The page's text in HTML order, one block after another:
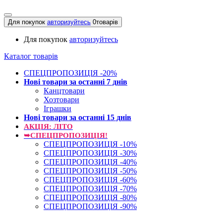
Для покупок авторизуйтесь 0товарів
Для покупок авторизуйтесь
Каталог товарів
СПЕЦПРОПОЗИЦІЯ -20%
Нові товари за останнi 7 днiв
Канцтовари
Хозтовари
Іграшки
Нові товари за останнi 15 днiв
АКЦІЯ: ЛІТО
➥СПЕЦПРОПОЗИЦІЯ!
СПЕЦПРОПОЗИЦІЯ -10%
СПЕЦПРОПОЗИЦІЯ -30%
СПЕЦПРОПОЗИЦІЯ -40%
СПЕЦПРОПОЗИЦІЯ -50%
СПЕЦПРОПОЗИЦІЯ -60%
СПЕЦПРОПОЗИЦІЯ -70%
СПЕЦПРОПОЗИЦІЯ -80%
СПЕЦПРОПОЗИЦІЯ -90%